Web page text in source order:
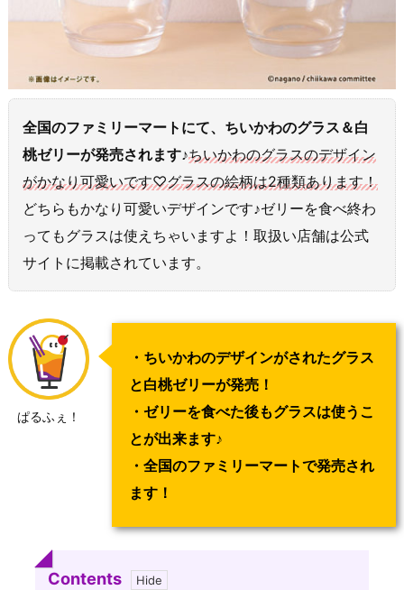
全国のファミリーマートにて、ちいかわのグラス＆白
桃ゼリーが発売されます♪ちいかわのグラスのデザイン
がかなり可愛いです♡グラスの絵柄は2種類あります！
どちらもかなり可愛いデザインです♪ゼリーを食べ終わ
ってもグラスは使えちゃいますよ！取扱い店舗は公式
サイトに掲載されています。
ぱるふぇ！
・ちいかわのデザインがされたグラス
と白桃ゼリーが発売！
・ゼリーを食べた後もグラスは使うこ
とが出来ます♪
・全国のファミリーマートで発売され
ます！
Contents